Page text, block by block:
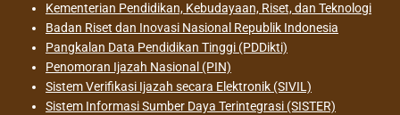
Kementerian Pendidikan, Kebudayaan, Riset, dan Teknologi
Badan Riset dan Inovasi Nasional Republik Indonesia
Pangkalan Data Pendidikan Tinggi (PDDikti)
Penomoran Ijazah Nasional (PIN)
Sistem Verifikasi Ijazah secara Elektronik (SIVIL)
Sistem Informasi Sumber Daya Terintegrasi (SISTER)